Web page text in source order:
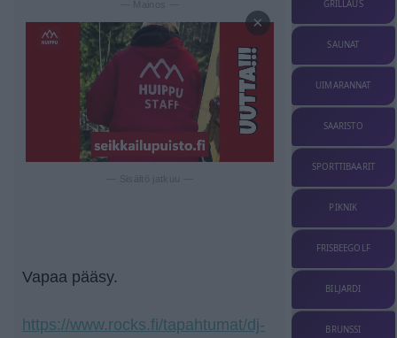
— Mainos —
×
Vapaa pääsy.
https://www.rocks.fi/tapahtumat/dj-
GRILLAUS
SAUNAT
UIMARANNAT
SAARISTO
SPORTTIBAARIT
PIKNIK
FRISBEEGOLF
BILJARDI
BRUNSSI